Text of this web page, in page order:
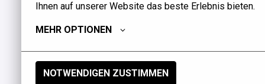
Ihnen auf unserer Website das beste Erlebnis bieten.
MEHR OPTIONEN
NOTWENDIGEN ZUSTIMMEN